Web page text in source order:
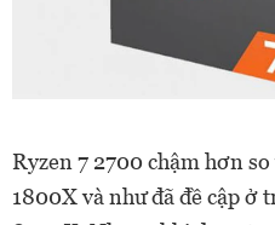
Ryzen 7 2700 chậm hơn
1800X và như đã đề cập ở